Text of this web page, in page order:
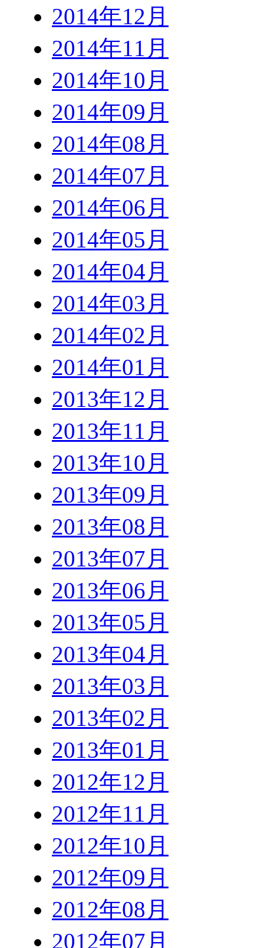
2014年12月
2014年11月
2014年10月
2014年09月
2014年08月
2014年07月
2014年06月
2014年05月
2014年04月
2014年03月
2014年02月
2014年01月
2013年12月
2013年11月
2013年10月
2013年09月
2013年08月
2013年07月
2013年06月
2013年05月
2013年04月
2013年03月
2013年02月
2013年01月
2012年12月
2012年11月
2012年10月
2012年09月
2012年08月
2012年07月